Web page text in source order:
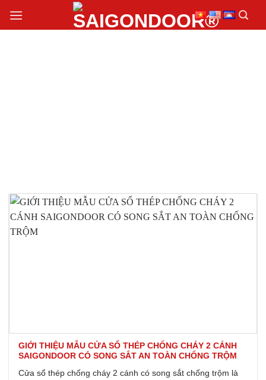
đến
GIỚI THIỆU MẪU CỬA SỔ THÉP CHỐNG CHÁY 2 CÁNH
SAIGONDOOR CÓ SONG SẮT AN TOÀN CHỐNG TRỘM
Cửa sổ thép chống cháy 2 cánh có song sắt chống trộm là